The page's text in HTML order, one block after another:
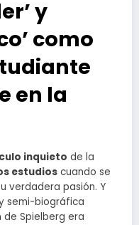
y
como
en la
inquieto de la
estudios cuando se
verdadera pasión. Y
semi-biográfica
de Spielberg era